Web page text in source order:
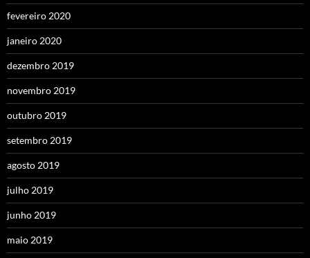
fevereiro 2020
janeiro 2020
dezembro 2019
novembro 2019
outubro 2019
setembro 2019
agosto 2019
julho 2019
junho 2019
maio 2019